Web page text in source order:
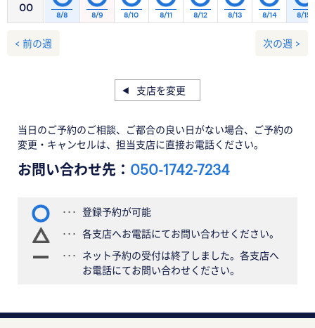
00
8/8 8/9 8/10 8/11 8/12 8/13 8/14 8/15
< 前の週 次の週 >
支店を変更
当日のご予約のご相談、ご都合の良い日がない場合、ご予約の
変更・キャンセルは、担当支店に直接お電話ください。
お問い合わせ先： 050-1742-7234
登録予約が可能
各支店へお電話にてお問い合わせください。
ネット予約の受付は終了しました。各支店へ
お電話にてお問い合わせください。